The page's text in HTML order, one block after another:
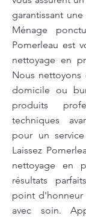
garantissant
Ménage
Pomerleau est
nettoyage en
Nous
domicile ou
produits
techniques
pour un
Laissez
nettoyage en
résultats
point d'honneur
avec soin.